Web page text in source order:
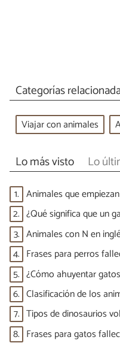
Categorías
Viajar con animales
Lo más visto Lo
1. Animales que
2. ¿Qué significa que un
3. Animales con N en
4. Frases para perros
5. ¿Cómo ahuyentar
6. Clasificación de los
7. Tipos de dinosaurios
8. Frases para gatos